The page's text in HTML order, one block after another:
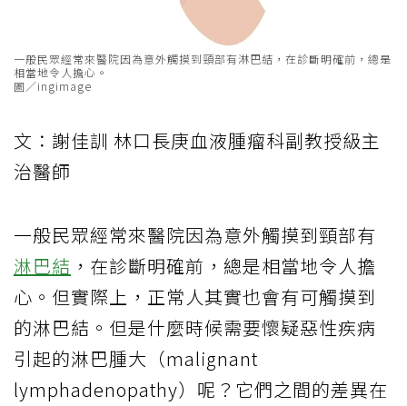
一般民眾經常來醫院因為意外觸摸到頸部有淋巴結，在診斷明確前，總是
相當地令人擔心。
圖／ingimage
文：謝佳訓 林口長庚血液腫瘤科副教授級主
治醫師
一般民眾經常來醫院因為意外觸摸到頸部有
淋巴結 ，在診斷明確前，總是相當地令人擔
心。但實際上，正常人其實也會有可觸摸到
的淋巴結。但是什麼時候需要懷疑惡性疾病
引起的淋巴腫大（malignant
lymphadenopathy）呢？它們之間的差異在